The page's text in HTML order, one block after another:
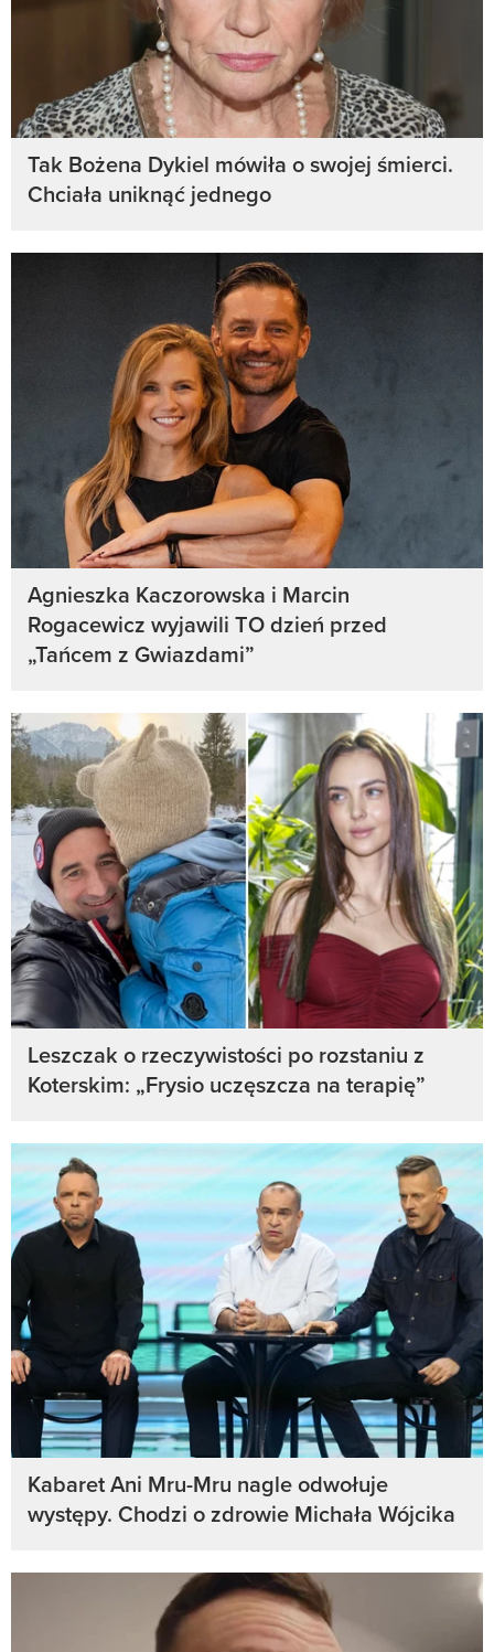
Tak Bożena Dykiel mówiła o swojej śmierci.
Chciała uniknąć jednego
Agnieszka Kaczorowska i Marcin
Rogacewicz wyjawili TO dzień przed
„Tańcem z Gwiazdami”
Leszczak o rzeczywistości po rozstaniu z
Koterskim: „Frysio uczęszcza na terapię”
Kabaret Ani Mru-Mru nagle odwołuje
występy. Chodzi o zdrowie Michała Wójcika